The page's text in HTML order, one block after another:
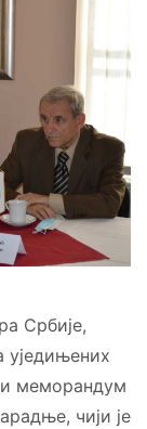
Србије,
уједињених
меморандум
чији је